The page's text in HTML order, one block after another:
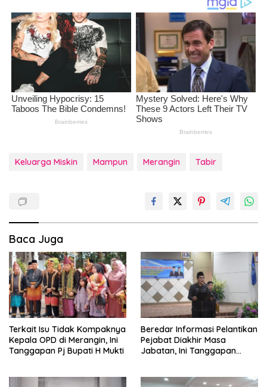
Keluarga Miskin Mampun Merangin Tabir
Baca Juga
Terkait Isu Tidak Kompaknya
Kepala OPD di Merangin, Ini
Tanggapan Pj Bupati H Mukti
Beredar Informasi Pelantikan
Pejabat Diakhir Masa
Jabatan, Ini Tanggapan